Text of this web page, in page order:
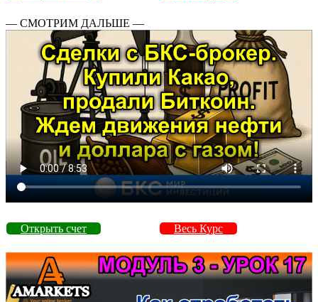
— СМОТРИМ ДАЛЬШЕ —
Открыть счет Весь Курс